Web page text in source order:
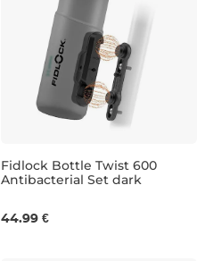
Fidlock Bottle Twist 600
Antibacterial Set dark
44.99 €